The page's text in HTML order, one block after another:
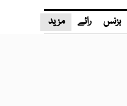
بزنس رائے مزید